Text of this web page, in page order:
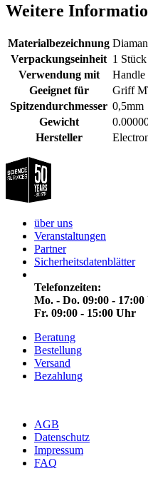
Weitere
Materialbezeichnung
Verpackungseinheit 1 Stück
Verwendung mit
Geeignet für
Griff
Spitzendurchmesser 0,5mm
Gewicht
Hersteller
über uns
Veranstaltungen
Partner
Sicherheitsdatenblätter
Telefonzeiten:
Mo. - Do. 09:00 -
Fr. 09:00 - 15:00 Uhr
Beratung
Bestellung
Versand
Bezahlung
AGB
Datenschutz
Impressum
FAQ